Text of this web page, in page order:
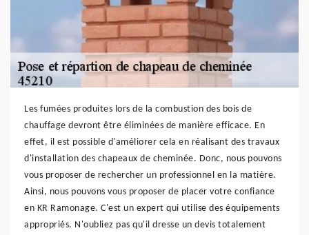
Les fumées produites lors de la combustion des bois de
chauffage devront être éliminées de manière efficace. En
effet, il est possible d'améliorer cela en réalisant des travaux
d'installation des chapeaux de cheminée. Donc, nous pouvons
vous proposer de rechercher un professionnel en la matière.
Ainsi, nous pouvons vous proposer de placer votre confiance
en KR Ramonage. C'est un expert qui utilise des équipements
appropriés. N'oubliez pas qu'il dresse un devis totalement